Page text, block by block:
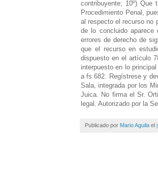
contribuyente; 10º) Que
Procedimiento Penal,
al respecto el recurso no
de lo concluido aparece
errores de derecho de
que el recurso en
dispuesto en el artículo
interpuesto en lo
a fs.682. Regístrese y
Sala, integrada por los
Juica. No firma el Sr.
legal. Autorizado por la
Publicado por Mario Aguila el